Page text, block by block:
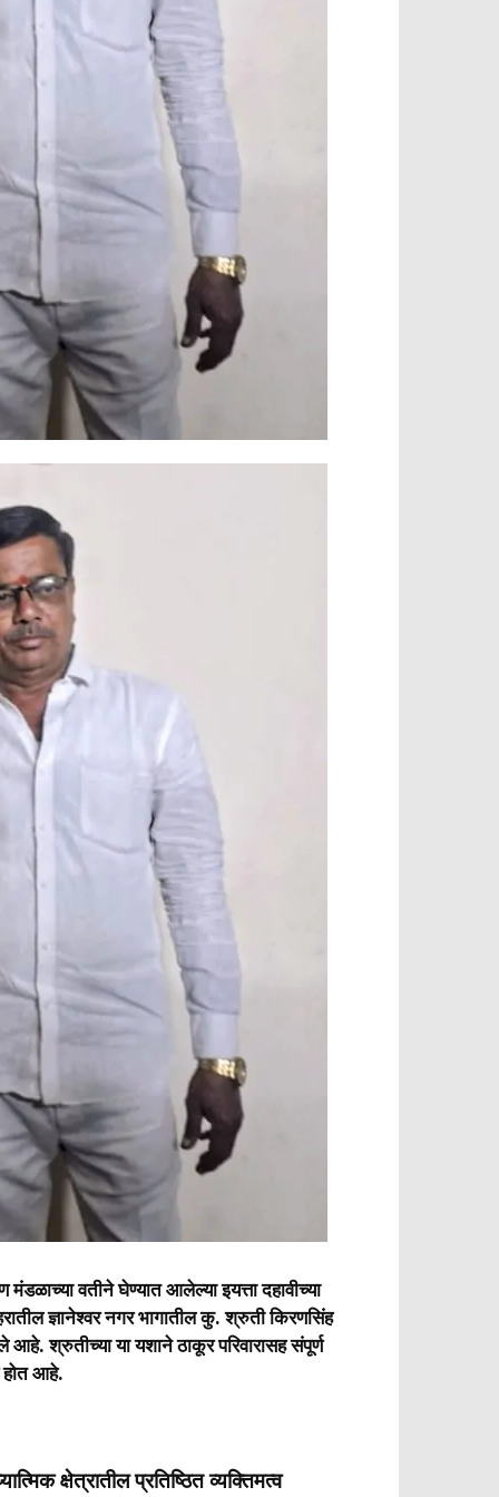
वतीने घेण्यात आलेल्या इयत्ता दहावीच्या
ज्ञानेश्वर नगर भागातील कु. श्रुती किरणसिंह
श्रुतीच्या या यशाने ठाकूर परिवारासह संपूर्ण
होत आहे.
क्षेत्रातील प्रतिष्ठित व्यक्तिमत्व